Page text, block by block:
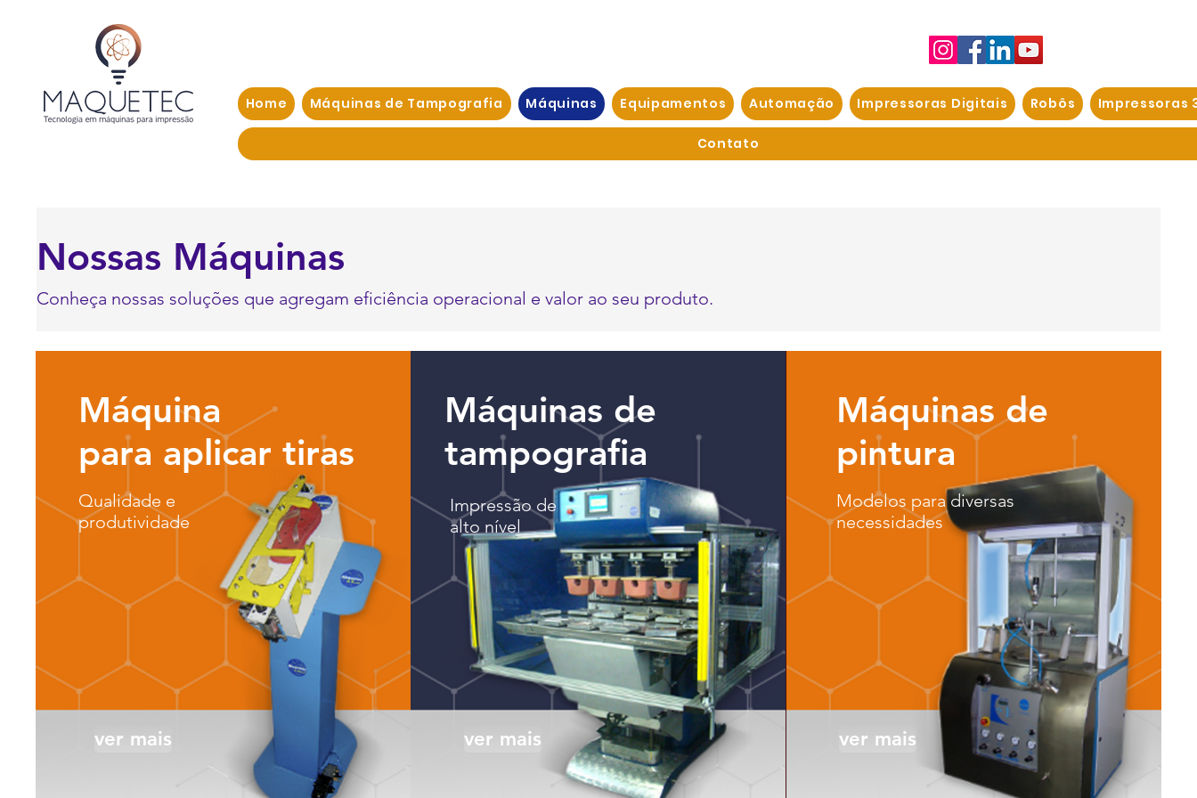
Home Máquinas de Tampografia Máquinas Equipamentos Automação Impressoras Digitais Robôs Impressoras
Contato
Nossas Máquinas
Conheça nossas soluções que agregam eficiência operacional e valor ao seu produto.
Máquina
para aplicar tiras
Qualidade e
produtividade
ver mais
Máquinas de
tampografia
Impressão de
alto nível
ver mais
Máquinas de
pintura
Modelos para diversas
necessidades
ver mais